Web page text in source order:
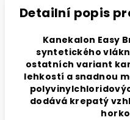
Detailní popis
Kanekalon Easy
syntetického
ostatních variant
lehkostí a snadnou
dodává krepatý